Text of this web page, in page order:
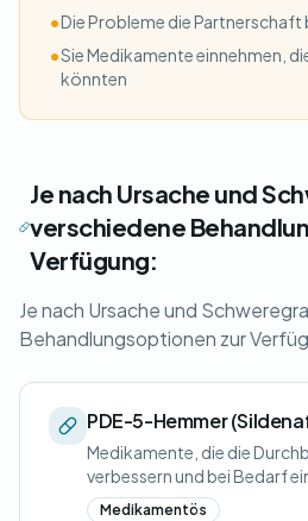
•Die Probleme die Partnerschaft
•Sie Medikamente einnehmen,
könnten
Je nach Ursache und
verschiedene
Verfügung:
Je nach Ursache und
Behandlungsoptionen zur
PDE-5-Hemmer
Medikamente, die die
verbessern und bei Bedarf
Medikamentös